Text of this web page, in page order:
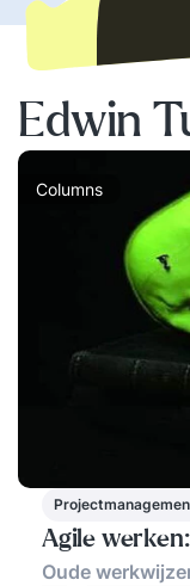
Edwin
Columns
Agile
Oude